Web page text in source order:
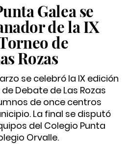
Galea se
de la IX
de
Rozas
se celebró la IX edición
Debate de Las Rozas
de once centros
La final se disputó
del Colegio Punta
Orvalle.